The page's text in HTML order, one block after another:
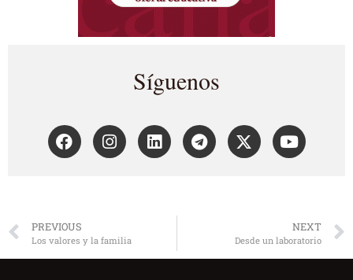
Síguenos
PREVIOUS
Los valores y la familia
NEXT
Desde un laboratorio